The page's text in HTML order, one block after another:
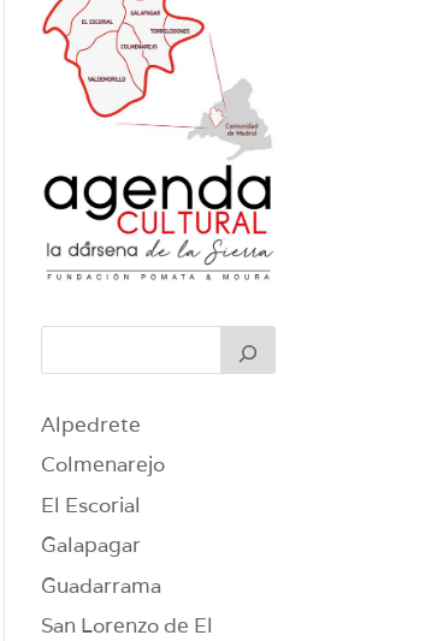
Alpedrete
Colmenarejo
El Escorial
Galapagar
Guadarrama
San Lorenzo de El